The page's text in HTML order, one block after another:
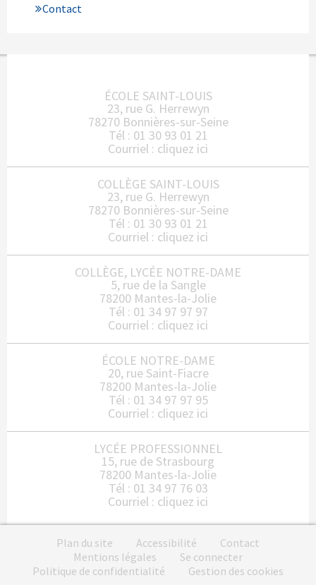
Contact
ÉCOLE SAINT-LOUIS
23, rue G. Herrewyn
78270 Bonnières-sur-Seine
Tél : 01 30 93 01 21
Courriel : cliquez ici
COLLÈGE SAINT-LOUIS
23, rue G. Herrewyn
78270 Bonnières-sur-Seine
Tél : 01 30 93 01 21
Courriel : cliquez ici
COLLÈGE, LYCÉE NOTRE-DAME
5, rue de la Sangle
78200 Mantes-la-Jolie
Tél : 01 34 97 97 97
Courriel : cliquez ici
ÉCOLE NOTRE-DAME
20, rue Saint-Fiacre
78200 Mantes-la-Jolie
Tél : 01 34 97 97 95
Courriel : cliquez ici
LYCÉE PROFESSIONNEL
15, rue de Strasbourg
78200 Mantes-la-Jolie
Tél : 01 34 97 76 03
Courriel : cliquez ici
Plan du site Accessibilité
Contact
Mentions légales
Se connecter
Politique de confidentialité
Gestion des cookies